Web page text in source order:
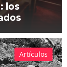
los
Artículos